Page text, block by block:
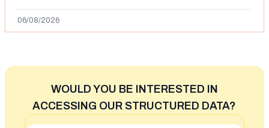
06/08/2026
WOULD YOU BE INTERESTED IN
ACCESSING OUR STRUCTURED DATA?